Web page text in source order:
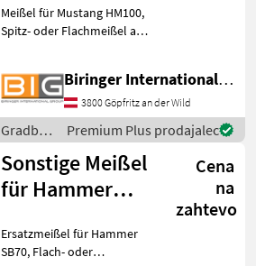
Meißel für Mustang HM100,
Spitz- oder Flachmeißel auf
Hidravlična kladiva
Biringer International GmbH
3800 Göpfritz an der Wild
Gradbeni
stroji /
Sonstige
Premium Plus prodajalec
Sonstige Meißel
für Hammer
Cena
na
zahtevo
Ersatzmeißel für Hammer
SB70, Flach- oder